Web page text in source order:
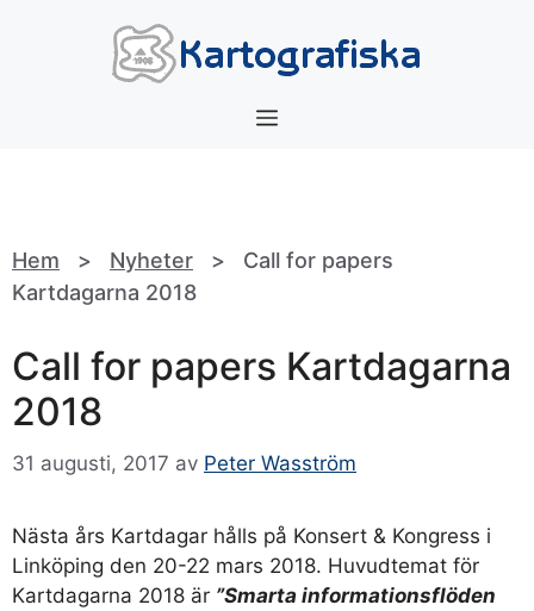
Meny
Hem > Nyheter > Call for papers
Kartdagarna 2018
Call for papers Kartdagarna
2018
31 augusti, 2017 av Peter Wasström
Nästa års Kartdagar hålls på Konsert & Kongress i
Linköping den 20-22 mars 2018. Huvudtemat för
Kartdagarna 2018 är ”Smarta informationsflöden